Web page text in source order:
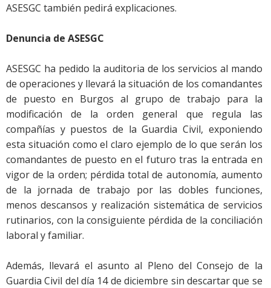
ASESGC también pedirá explicaciones.
Denuncia de ASESGC
ASESGC ha pedido la auditoria de los servicios al mando
de operaciones y llevará la situación de los comandantes
de puesto en Burgos al grupo de trabajo para la
modificación de la orden general que regula las
compañías y puestos de la Guardia Civil, exponiendo
esta situación como el claro ejemplo de lo que serán los
comandantes de puesto en el futuro tras la entrada en
vigor de la orden; pérdida total de autonomía, aumento
de la jornada de trabajo por las dobles funciones,
menos descansos y realización sistemática de servicios
rutinarios, con la consiguiente pérdida de la conciliación
laboral y familiar.
Además, llevará el asunto al Pleno del Consejo de la
Guardia Civil del día 14 de diciembre sin descartar que se